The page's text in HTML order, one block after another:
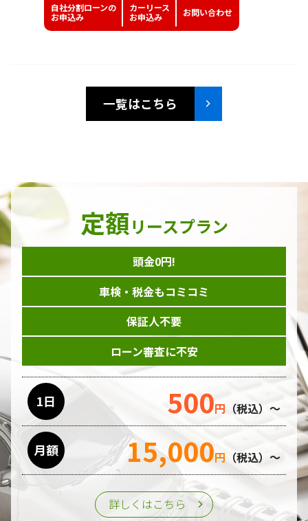
自社分割ローンの
お申込み
カーリース
お申込み
お問い合わせ
一覧はこちら
定額リースプラン
頭金0円!
車検・税金もコミコミ
保証人不要
ローン審査に不安
1日 500円 （税込）～
月額 15,000円 （税込）～
詳しくはこちら